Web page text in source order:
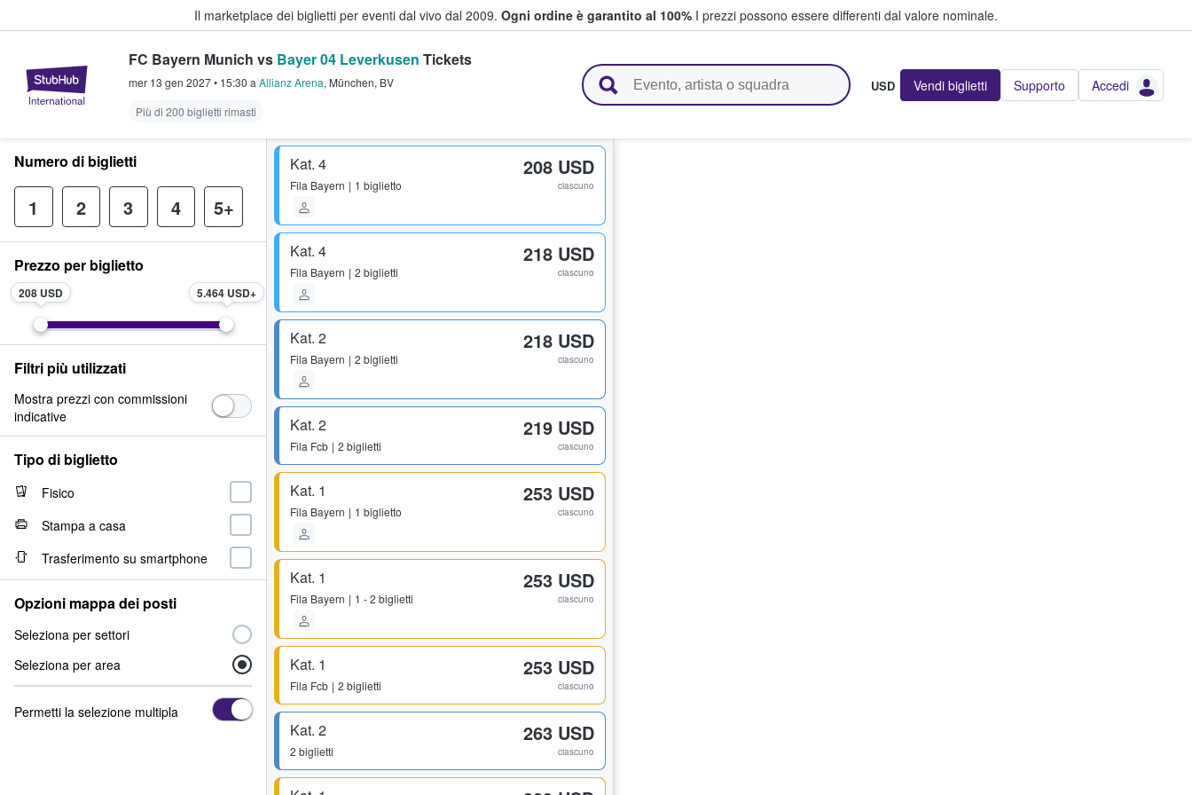
Il marketplace dei biglietti per eventi dal vivo dal 2009. Ogni ordine è garantito al 100% I prezzi possono essere differenti dal valore nominale.
StubHub - Dove i fan comprano e vendono biglietti
FC Bayern Munich vs Bayer 04 Leverkusen Tickets
mer 13 gen 2027• 15:30 a Allianz Arena, München, BV
Più di 200 biglietti rimasti
USD Vendi biglietti Supporto Accedi
Kat. 4
Fila Bayern 1 biglietto
208 USD
ciascuno
Kat. 4
Fila Bayern 2 biglietti
218 USD
ciascuno
Kat. 2
Fila Bayern 2 biglietti
218 USD
ciascuno
Kat. 2
Fila Fcb 2 biglietti
219 USD
ciascuno
Kat. 1
Fila Bayern 1 biglietto
253 USD
ciascuno
Kat. 1
Fila Bayern 1 - 2 biglietti
253 USD
ciascuno
Kat. 1
Fila Fcb 2 biglietti
253 USD
ciascuno
Kat. 2
2 biglietti
263 USD
ciascuno
Numero di biglietti
1 2 3 4 5+
Prezzo per biglietto
208 USD 5.464 USD
Filtri più utilizzati
Mostra prezzi con commissioni
indicative
Tipo di biglietto
Fisico
Stampa a casa
Trasferimento su smartphone
Opzioni mappa dei posti
Seleziona per settori
Seleziona per area
Permetti la selezione multipla